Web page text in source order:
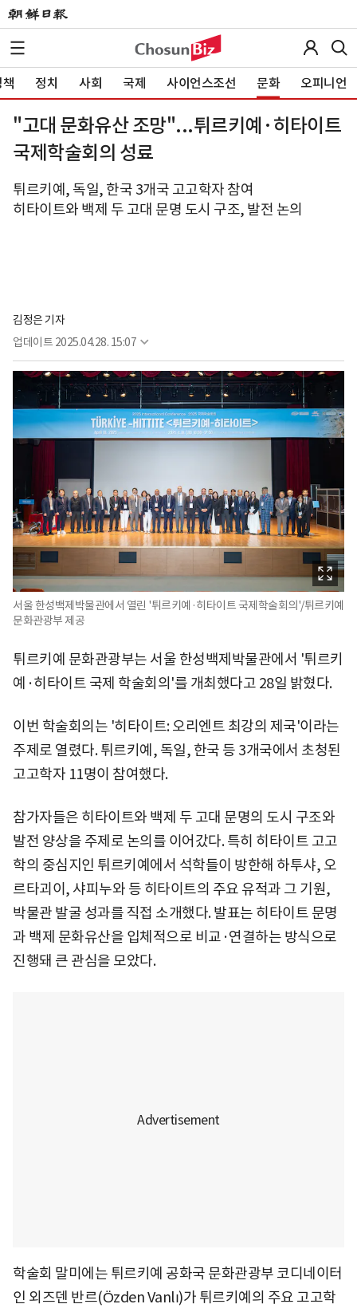
정치 사회 국제 사이언스조선 문화 오피니언
"고대 문화유산 조망"...튀르키예·히타이트
국제학술회의 성료
튀르키예, 독일, 한국 3개국 고고학자 참여
히타이트와 백제 두 고대 문명 도시 구조, 발전 논의
김정은 기자
업데이트 2025.04.28. 15:07
서울 한성백제박물관에서 열린 '튀르키예·히타이트 국제학술회의'/튀르키예
문화관광부 제공
튀르키예 문화관광부는 서울 한성백제박물관에서 '튀르키
예·히타이트 국제 학술회의'를 개최했다고 28일 밝혔다.
이번 학술회의는 '히타이트: 오리엔트 최강의 제국'이라는
주제로 열렸다. 튀르키예, 독일, 한국 등 3개국에서 초청된
고고학자 11명이 참여했다.
참가자들은 히타이트와 백제 두 고대 문명의 도시 구조와
발전 양상을 주제로 논의를 이어갔다. 특히 히타이트 고고
학의 중심지인 튀르키예에서 석학들이 방한해 하투샤, 오
르타괴이, 샤피누와 등 히타이트의 주요 유적과 그 기원,
박물관 발굴 성과를 직접 소개했다. 발표는 히타이트 문명
과 백제 문화유산을 입체적으로 비교·연결하는 방식으로
진행돼 큰 관심을 모았다.
학술회 말미에는 튀르키예 공화국 문화관광부 코디네이터
인 외즈덴 반르(Özden Vanlı)가 튀르키예의 주요 고고학